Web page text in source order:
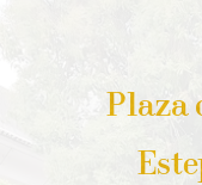
Plaza